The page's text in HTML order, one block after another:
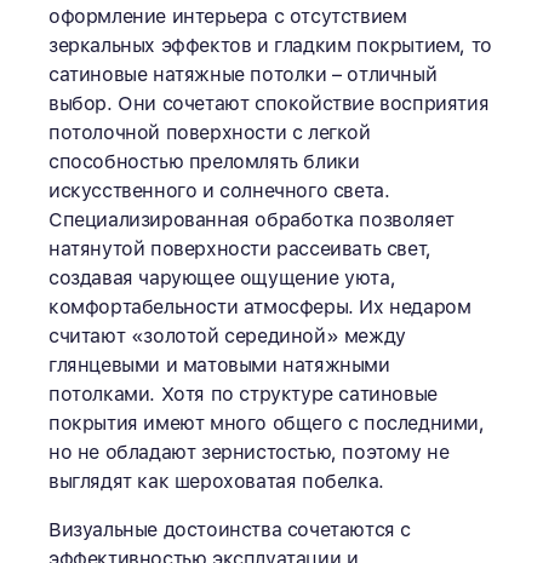
оформление интерьера с отсутствием
зеркальных эффектов и гладким покрытием, то
сатиновые натяжные потолки – отличный
выбор. Они сочетают спокойствие восприятия
потолочной поверхности с легкой
способностью преломлять блики
искусственного и солнечного света.
Специализированная обработка позволяет
натянутой поверхности рассеивать свет,
создавая чарующее ощущение уюта,
комфортабельности атмосферы. Их недаром
считают «золотой серединой» между
глянцевыми и матовыми натяжными
потолками. Хотя по структуре сатиновые
покрытия имеют много общего с последними,
но не обладают зернистостью, поэтому не
выглядят как шероховатая побелка.
Визуальные достоинства сочетаются с